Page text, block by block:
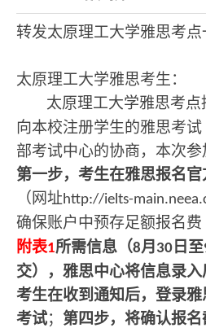
转发太原理工大学雅思考点
太原理工大学雅思考生：
太原理工大学雅思考点
向本校注册学生的雅思考
部考试中心的协商，本次参
第一步，考生在雅思报名
（网址http://ielts-
确保账户中预存足额报名费
附表1所需信息（8月 30 日至
交），雅思中心将信息录入
考生在收到通知后，登录
考试； 第四步，将确认报